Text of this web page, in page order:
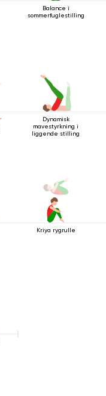
Balance i
sommerfuglestilling
Dynamisk
mavestyrkning i
liggende stilling
Kriya rygrulle